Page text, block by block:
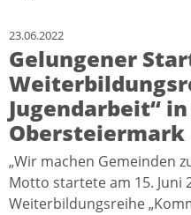
23.06.2022
Gelungener
Jugendarbeit“
Obersteiermark
„Wir machen Gemeinden
Motto startete am 15. Juni
Weiterbildungsreihe